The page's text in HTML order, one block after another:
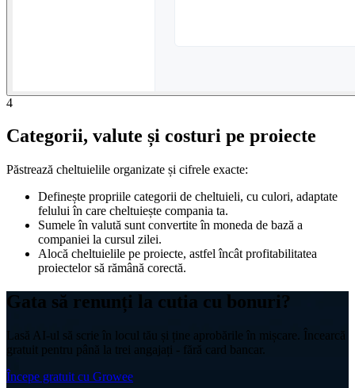
4
Categorii, valute și costuri pe proiecte
Păstrează cheltuielile organizate și cifrele exacte:
Definește propriile categorii de cheltuieli, cu culori, adaptate
felului în care cheltuiește compania ta.
Sumele în valută sunt convertite în moneda de bază a
companiei la cursul zilei.
Alocă cheltuielile pe proiecte, astfel încât profitabilitatea
proiectelor să rămână corectă.
Gata să renunți la cutia cu bonuri?
Lasă AI-ul să scrie în locul tău și ține aprobările în mișcare. Încearcă
gratuit pentru până la trei angajați - fără card bancar.
Începe gratuit cu Growee